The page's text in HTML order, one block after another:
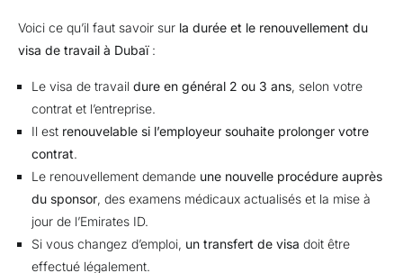
Voici ce qu’il faut savoir sur la durée et le renouvellement du
visa de travail à Dubaï :
Le visa de travail dure en général 2 ou 3 ans, selon votre
contrat et l’entreprise.
Il est renouvelable si l’employeur souhaite prolonger votre
contrat.
Le renouvellement demande une nouvelle procédure auprès
du sponsor, des examens médicaux actualisés et la mise à
jour de l’Emirates ID.
Si vous changez d’emploi, un transfert de visa doit être
effectué légalement.